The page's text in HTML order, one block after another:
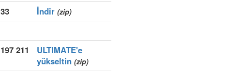
33 İndir (zip)
197 211
ULTIMATE'e
yükseltin (zip)